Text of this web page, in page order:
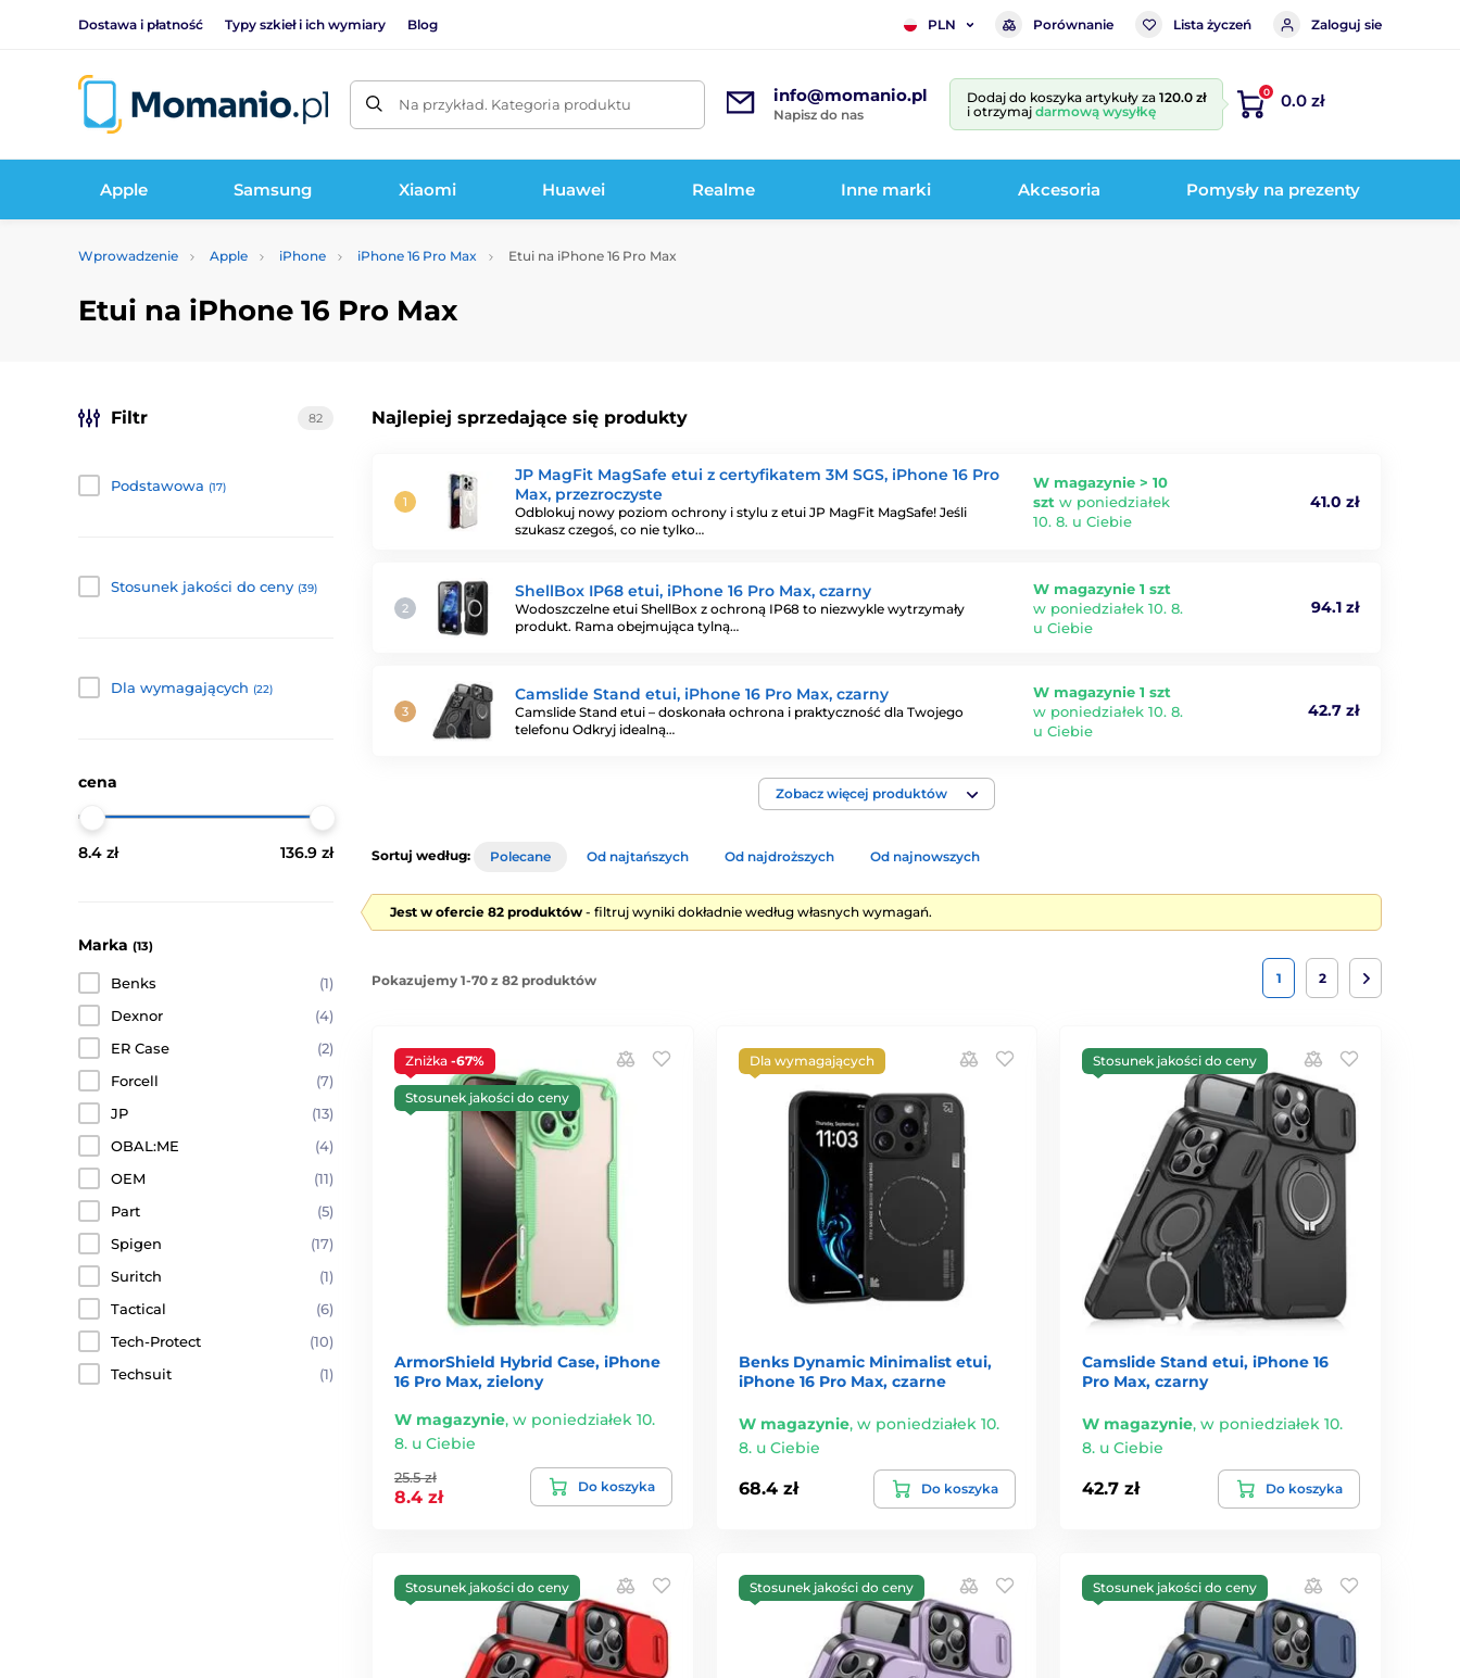
Dostawa i płatność Typy szkieł i ich wymiary Blog PLN Porównanie Lista życzeń Zaloguj sie
Na przykład. Kategoria produktu info@momanio.pl
Napisz do nas
Dodaj do koszyka artykuły za 120.0 zł
i otrzymaj darmową wysyłkę
0 0.0 zł
Apple Samsung Xiaomi Huawei Realme Inne marki Akcesoria Pomysły na prezenty
Wprowadzenie Apple iPhone iPhone 16 Pro Max Etui na iPhone 16 Pro Max
Etui na iPhone 16 Pro Max
Najlepiej sprzedające się produkty
JP MagFit MagSafe etui z certyfikatem 3M SGS, iPhone 16 Pro
Max, przezroczyste
Odblokuj nowy poziom ochrony i stylu z etui JP MagFit MagSafe! Jeśli
szukasz czegoś, co nie tylko…
W magazynie > 10
szt w poniedziałek
10. 8. u Ciebie
41.0 zł
ShellBox IP68 etui, iPhone 16 Pro Max, czarny
Wodoszczelne etui ShellBox z ochroną IP68 to niezwykle wytrzymały
produkt. Rama obejmująca tylną…
W magazynie 1 szt
w poniedziałek 10. 8.
u Ciebie
94.1 zł
Camslide Stand etui, iPhone 16 Pro Max, czarny
Camslide Stand etui – doskonała ochrona i praktyczność dla Twojego
telefonu Odkryj idealną…
W magazynie 1 szt
w poniedziałek 10. 8.
u Ciebie
42.7 zł
Zobacz więcej produktów
Filtr 82
Podstawowa (17)
Stosunek jakości do ceny (39)
Dla wymagających (22)
cena
8.4 zł 136.9 zł
Marka (13)
Benks
(1)
Dexnor
(4)
ER Case
(2)
Forcell
(7)
JP
(13)
OBAL:ME
(4)
OEM
(11)
Part
(5)
Spigen
(17)
Suritch
(1)
Tactical
(6)
Tech-Protect
(10)
Techsuit
(1)
Sortuj według: Polecane Od najtańszych Od najdroższych Od najnowszych
Jest w ofercie 82 produktów - filtruj wyniki dokładnie według własnych wymagań.
Pokazujemy 1-70 z 82 produktów 1 2
Zniżka -67%
Stosunek jakości do ceny
ArmorShield Hybrid Case, iPhone
16 Pro Max, zielony
W magazynie, w poniedziałek 10.
8. u Ciebie
25.5 zł
8.4 zł
Do koszyka
Dla wymagających
Benks Dynamic Minimalist etui,
iPhone 16 Pro Max, czarne
W magazynie, w poniedziałek 10.
8. u Ciebie
68.4 zł Do koszyka
Stosunek jakości do ceny
Camslide Stand etui, iPhone 16
Pro Max, czarny
W magazynie,w poniedziałek 10.
8. u Ciebie
42.7 zł Do koszyka
Stosunek jakości do ceny Stosunek jakości do ceny Stosunek jakości do ceny